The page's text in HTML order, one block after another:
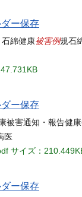
ー保存
綿健康被害例規石
ー保存
被害通知・報告健
医
サイズ：
ー保存